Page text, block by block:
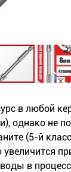
в любой
однако не
(5-й
увеличится
в